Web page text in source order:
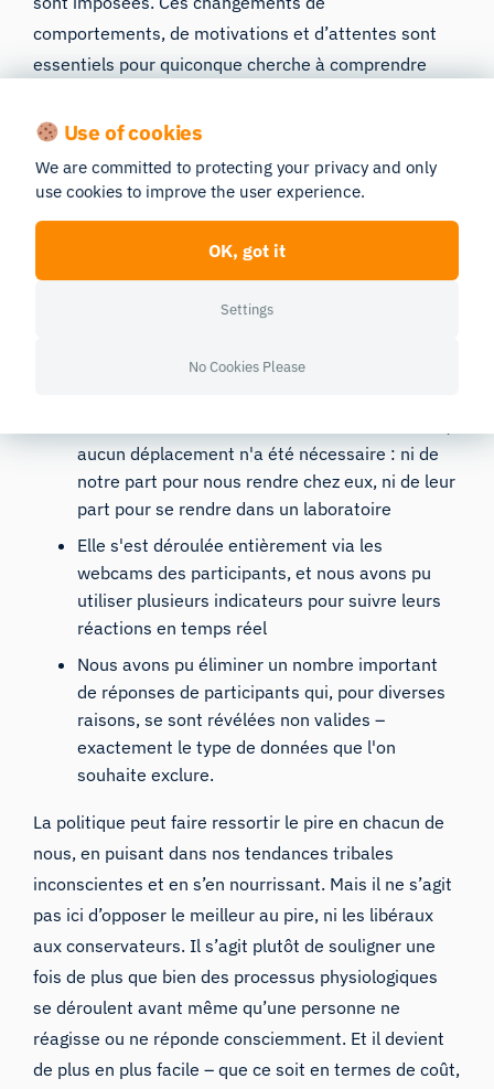
comportements, de motivations et d’attentes sont
essentiels pour quiconque cherche à comprendre
La collecte de données à distance offre un moyen
unique d’obtenir ces informations. Prenons l’exemple
Nous avons mené cette étude en quelques
semaines seulement, de la conception au
recrutement, en passant par la collecte et
Nos participants vivaient aux quatre coins des
aucun déplacement n'a été nécessaire : ni de
notre part pour nous rendre chez eux, ni de leur
part pour se rendre dans un laboratoire
Elle s'est déroulée entièrement via les
webcams des participants, et nous avons pu
utiliser plusieurs indicateurs pour suivre leurs
réactions en temps réel
Nous avons pu éliminer un nombre important
de réponses de participants qui, pour diverses
raisons, se sont révélées non valides –
exactement le type de données que l'on
souhaite exclure.
La politique peut faire ressortir le pire en chacun de
nous, en puisant dans nos tendances tribales
inconscientes et en s’en nourrissant. Mais il ne s’agit
pas ici d’opposer le meilleur au pire, ni les libéraux
aux conservateurs. Il s’agit plutôt de souligner une
fois de plus que bien des processus physiologiques
se déroulent avant même qu’une personne ne
réagisse ou ne réponde consciemment. Et il devient
de plus en plus facile – que ce soit en termes de coût,
Use of cookies
We are committed to protecting your privacy and only
use cookies to improve the user experience.
OK, got it
Settings
No Cookies Please